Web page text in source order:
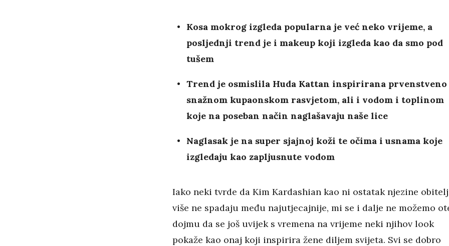
Kosa mokrog izgleda popularna je već neko vrijeme, a
posljednji trend je i makeup koji izgleda kao da smo pod
tušem
Trend je osmislila Huda Kattan inspirirana prvenstveno
snažnom kupaonskom rasvjetom, ali i vodom i toplinom
koje na poseban način naglašavaju naše lice
Naglasak je na super sjajnoj koži te očima i usnama koje
izgledaju kao zapljusnute vodom
Iako neki tvrde da Kim Kardashian kao ni ostatak njezine
više ne spadaju među najutjecajnije, mi se i dalje ne možemo
dojmu da se još uvijek s vremena na vrijeme neki njihov look
pokaže kao onaj koji inspirira žene diljem svijeta. Svi se dobro